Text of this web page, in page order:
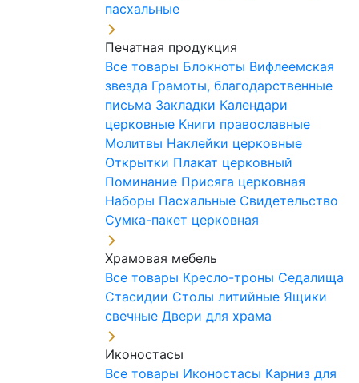
пасхальные
Печатная продукция
Все товары Блокноты Вифлеемская
звезда Грамоты, благодарственные
письма Закладки Календари
церковные Книги православные
Молитвы Наклейки церковные
Открытки Плакат церковный
Поминание Присяга церковная
Наборы Пасхальные Свидетельство
Сумка-пакет церковная
Храмовая мебель
Все товары Кресло-троны Седалища
Стасидии Столы литийные Ящики
свечные Двери для храма
Иконостасы
Все товары Иконостасы Карниз для